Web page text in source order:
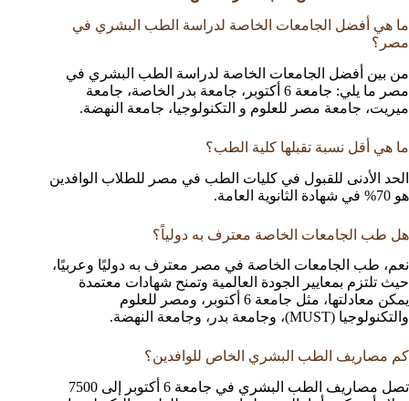
ما هي أفضل الجامعات الخاصة لدراسة الطب البشري في
مصر؟
من بين أفضل الجامعات الخاصة لدراسة الطب البشري في
مصر ما يلي: جامعة 6 أكتوبر، جامعة بدر الخاصة، جامعة
ميريت، جامعة مصر للعلوم و التكنولوجيا، جامعة النهضة.
ما هي أقل نسبة تقبلها كلية الطب؟
الحد الأدنى للقبول في كليات الطب في مصر للطلاب الوافدين
هو 70% في شهادة الثانوية العامة.
هل طب الجامعات الخاصة معترف به دولياً؟
نعم، طب الجامعات الخاصة في مصر معترف به دوليًا وعربيًا،
حيث تلتزم بمعايير الجودة العالمية وتمنح شهادات معتمدة
يمكن معادلتها، مثل جامعة 6 أكتوبر، ومصر للعلوم
والتكنولوجيا (MUST)، وجامعة بدر، وجامعة النهضة.
كم مصاريف الطب البشري الخاص للوافدين؟
تصل مصاريف الطب البشري في جامعة 6 أكتوبر إلى 7500